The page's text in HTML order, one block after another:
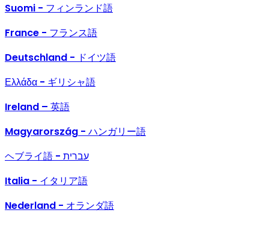
Suomi - フィンランド語
France - フランス語
Deutschland - ドイツ語
Ελλάδα - ギリシャ語
Ireland – 英語
Magyarország - ハンガリー語
ヘブライ語 - עברית
Italia - イタリア語
Nederland - オランダ語